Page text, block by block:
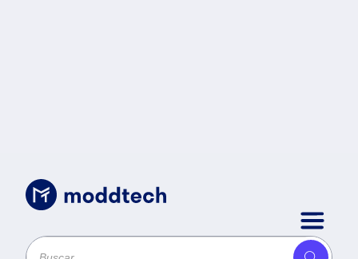
Uncategorized/Actualización 1 Usuario
Adicional Banco 6.0 BCOL1AH
Aspel (Físico) -